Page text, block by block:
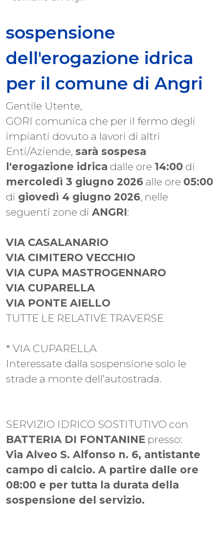
sospensione
dell'erogazione idrica
per il comune di Angri
Gentile Utente,
GORI comunica che per il fermo degli
impianti dovuto a lavori di altri
Enti/Aziende, sarà sospesa
l'erogazione idrica dalle ore 14:00 di
mercoledì 3 giugno 2026 alle ore 05:00
di giovedì 4 giugno 2026, nelle
seguenti zone di ANGRI:
VIA CASALANARIO
VIA CIMITERO VECCHIO
VIA CUPA MASTROGENNARO
VIA CUPARELLA
VIA PONTE AIELLO
TUTTE LE RELATIVE TRAVERSE
* VIA CUPARELLA
Interessate dalla sospensione solo le
strade a monte dell’autostrada.
SERVIZIO IDRICO SOSTITUTIVO con
BATTERIA DI FONTANINE presso:
Via Alveo S. Alfonso n. 6, antistante
campo di calcio. A partire dalle ore
08:00 e per tutta la durata della
sospensione del servizio.